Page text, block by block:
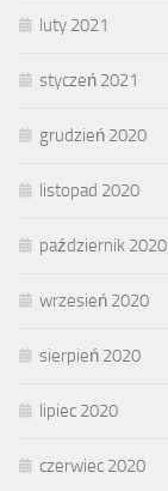
luty 2021
styczeń 2021
grudzień 2020
listopad 2020
październik 2020
wrzesień 2020
sierpień 2020
lipiec 2020
czerwiec 2020